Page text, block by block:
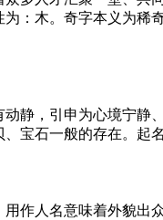
：木。奇字本义为
静，引申为心境宁
宝石一般的存在。起
作人名意味着外貌出